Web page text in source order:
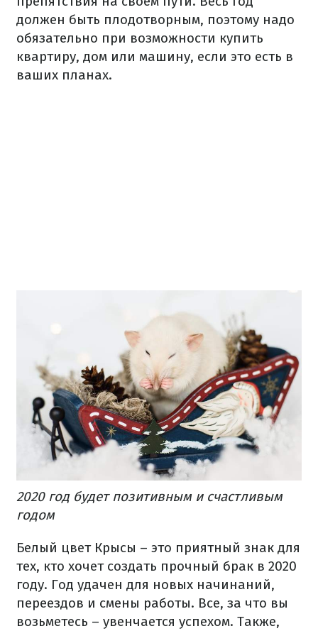
должен быть плодотворным, поэтому надо
обязательно при возможности купить
квартиру, дом или машину, если это есть в
ваших планах.
2020 год будет позитивным и счастливым
годом
Белый цвет Крысы – это приятный знак для
тех, кто хочет создать прочный брак в 2020
году. Год удачен для новых начинаний,
переездов и смены работы. Все, за что вы
возьметесь – увенчается успехом. Также,